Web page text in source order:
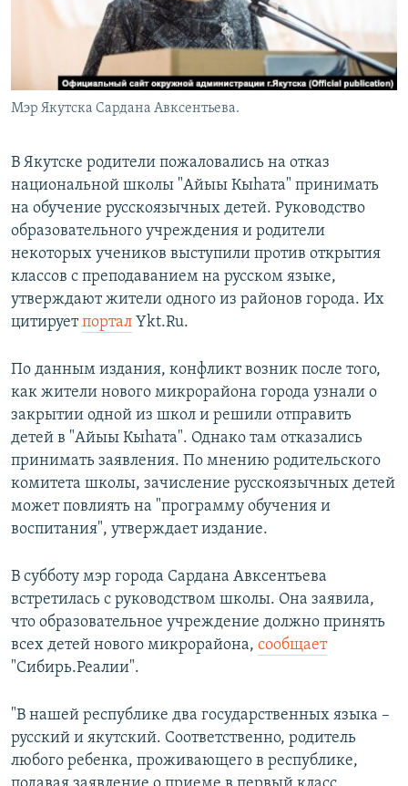
Мэр Якутска Сардана Авксентьева.
В Якутске родители пожаловались на отказ
национальной школы "Айыы Кыhата" принимать
на обучение русскоязычных детей. Руководство
образовательного учреждения и родители
некоторых учеников выступили против открытия
классов с преподаванием на русском языке,
утверждают жители одного из районов города. Их
цитируетпортал Ykt.Ru.
По данным издания, конфликт возник после того,
как жители нового микрорайона города узнали о
закрытии одной из школ и решили отправить
детей в "Айыы Кыhата". Однако там отказались
принимать заявления. По мнению родительского
комитета школы, зачисление русскоязычных детей
может повлиять на "программу обучения и
воспитания", утверждает издание.
В субботу мэр города Сардана Авксентьева
встретилась с руководством школы. Она заявила,
что образовательное учреждение должно принять
всех детей нового микрорайона, сообщает
"Сибирь.Реалии".
"В нашей республике два государственных языка –
русский и якутский. Соответственно, родитель
любого ребенка, проживающего в республике,